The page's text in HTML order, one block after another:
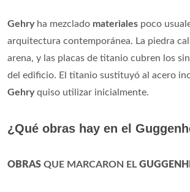
Gehryha mezclado materiales poco
arquitectura contemporánea. La piedra
arena, y las placas de titanio cubren los
del edificio. El titanio sustituyó al acero
Gehryquiso utilizar inicialmente.
¿Qué obras hay en el
OBRAS QUE MARCARON EL